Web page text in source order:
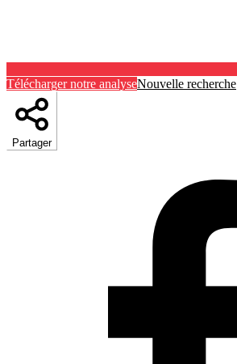
Télécharger notre analyseNouvelle recherche
Partager